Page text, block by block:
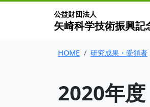
公益財団法人
矢崎科学技術振興記
HOME 研究成果・受領者
2020年